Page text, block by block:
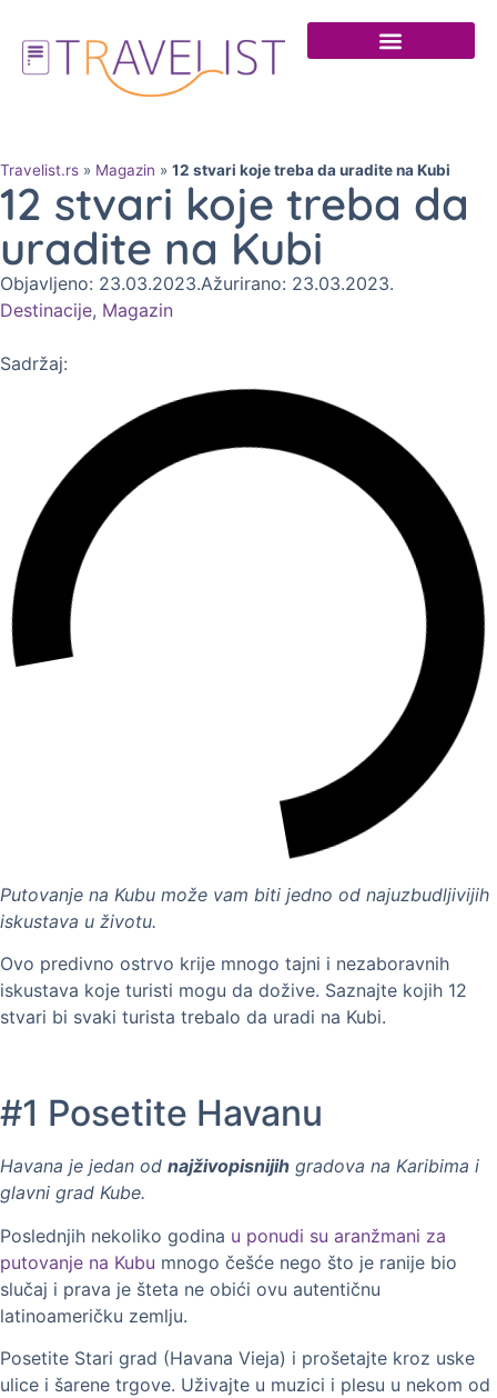
Travelist.rs » Magazin » 12 stvari koje treba da uradite na Kubi
12 stvari koje treba da
uradite na Kubi
Objavljeno: 23.03.2023.Ažurirano: 23.03.2023.
Destinacije, Magazin
Sadržaj:
Putovanje na Kubu može vam biti jedno od najuzbudljivijih
iskustava u životu.
Ovo predivno ostrvo krije mnogo tajni i nezaboravnih
iskustava koje turisti mogu da dožive. Saznajte kojih 12
stvari bi svaki turista trebalo da uradi na Kubi.
#1 Posetite Havanu
Havana je jedan od najživopisnijih gradova na Karibima i
glavni grad Kube.
Poslednjih nekoliko godina u ponudi su aranžmani za
putovanje na Kubu mnogo češće nego što je ranije bio
slučaj i prava je šteta ne obići ovu autentičnu
latinoameričku zemlju.
Posetite Stari grad (Havana Vieja) i prošetajte kroz uske
ulice i šarene trgove. Uživajte u muzici i plesu u nekom od